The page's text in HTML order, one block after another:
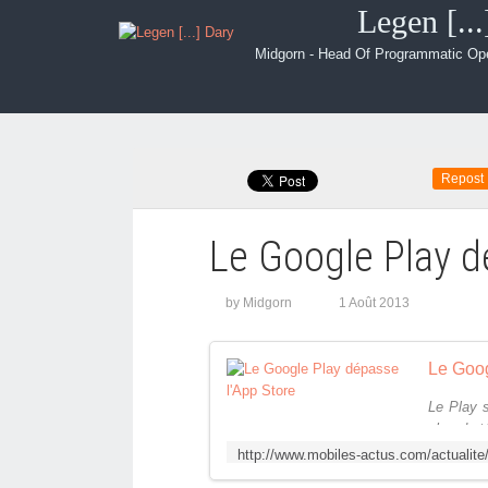
Legen
Midgorn - Head Of Programmatic
Repost
Le Google Play
by Midgorn 1 Août 2013
Le
Le Play
plus de
depuis